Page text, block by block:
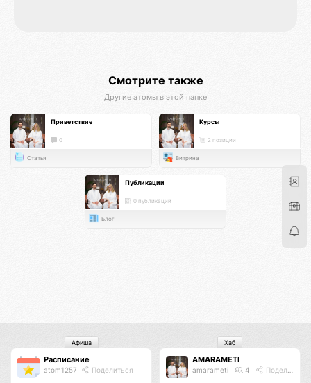
Смотрите также
Другие атомы в этой папке
Приветствие
0
Статья
Курсы
2 позиции
Витрина
Публикации
0 публикаций
Блог
Расписание
atom1257 Поделиться
Афиша
AMARAMETI
amarameti 4 Поделиться
Хаб